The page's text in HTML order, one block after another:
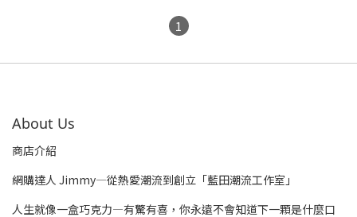
1
About Us
商店介紹
網購達人 Jimmy—從熱愛潮流到創立「藍田潮流工作室」
人生就像一盒巧克力—有驚有喜，你永遠不會知道下一顆是什麼口